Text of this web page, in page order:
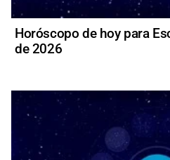
Horóscopo de hoy para
de 2026